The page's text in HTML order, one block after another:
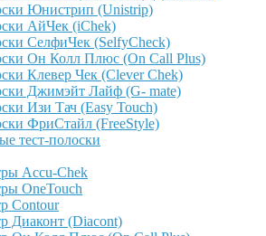
Юнистрип (Unistrip)
АйЧек (iChek)
СелфиЧек (SelfyCheck)
Он Колл Плюс (On Call Plus)
Клевер Чек (Clever Chek)
Джимэйт Лайф (G- mate)
Изи Тач (Easy Touch)
ФриCтайл (FreeStyle)
тест-полоски
Accu-Сhek
OneTouch
Contour
Диаконт (Diacont)